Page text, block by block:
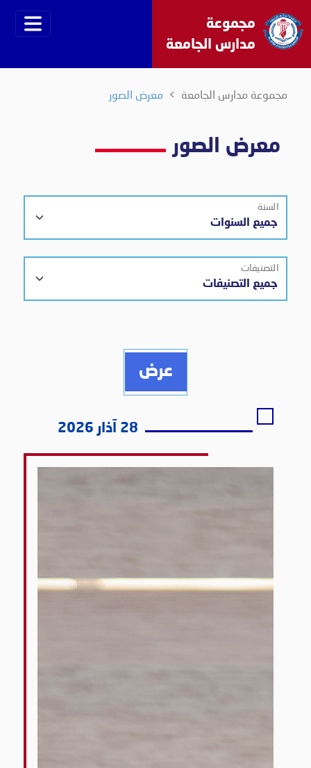
مجموعة
مدارس الجامعة
مجموعة مدارس الجامعة معرض الصور
معرض الصور
السنة
التصنيفات
عرض
28 آذار 2026